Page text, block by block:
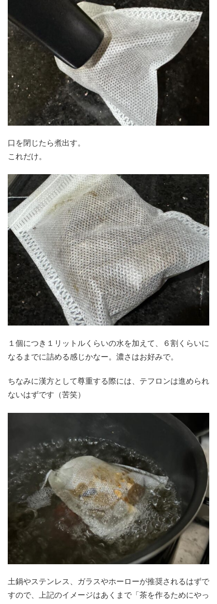
口を閉じたら煮出す。
これだけ。
１個につき１リットルくらいの水を加えて、６割くらいに
なるまでに詰める感じかなー。濃さはお好みで。
ちなみに漢方として尊重する際には、テフロンは進められ
ないはずです（苦笑）
土鍋やステンレス、ガラスやホーローが推奨されるはずで
すので、上記のイメージはあくまで「茶を作るためにやっ